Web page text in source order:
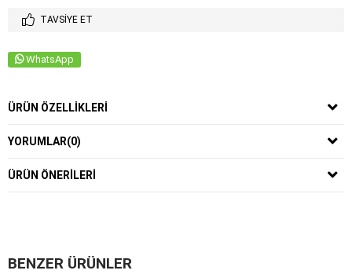
TAVSIYE ET
WhatsApp
ÜRÜN ÖZELLIKLERI
YORUMLAR(0)
ÜRÜN ÖNERILERI
BENZER ÜRÜNLER